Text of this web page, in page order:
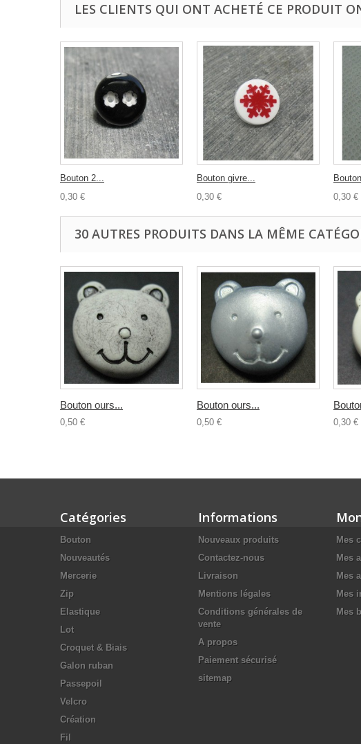
LES CLIENTS QUI ONT ACHETÉ CE PRODUIT
Bouton 2...
0,30 €
Bouton givre...
0,30 €
0,30 €
30 AUTRES PRODUITS DANS LA MÊME
Bouton ours...
0,50 €
Bouton ours...
0,50 € 0,30 €
Catégories
Bouton
Nouveautés
Mercerie
Zip
Elastique
Lot
Croquet & Biais
Galon ruban
Passepoil
Velcro
Création
Fil
Informations
Nouveaux produits
Contactez-nous
Livraison
Mentions légales
Conditions générales de
vente
A propos
Paiement sécurisé
sitemap
Mes
Mes
Mes
Mes
Mes